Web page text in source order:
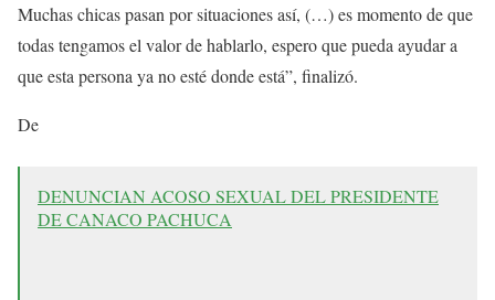
Muchas chicas pasan por situaciones así, (…) es momento de que
todas tengamos el valor de hablarlo, espero que pueda ayudar a
que esta persona ya no esté donde está”, finalizó.
De
DENUNCIAN ACOSO SEXUAL DEL PRESIDENTE
DE CANACO PACHUCA